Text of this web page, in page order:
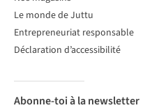
Le monde de Juttu
Entrepreneuriat responsable
Déclaration d’accessibilité
Abonne-toi à la newsletter